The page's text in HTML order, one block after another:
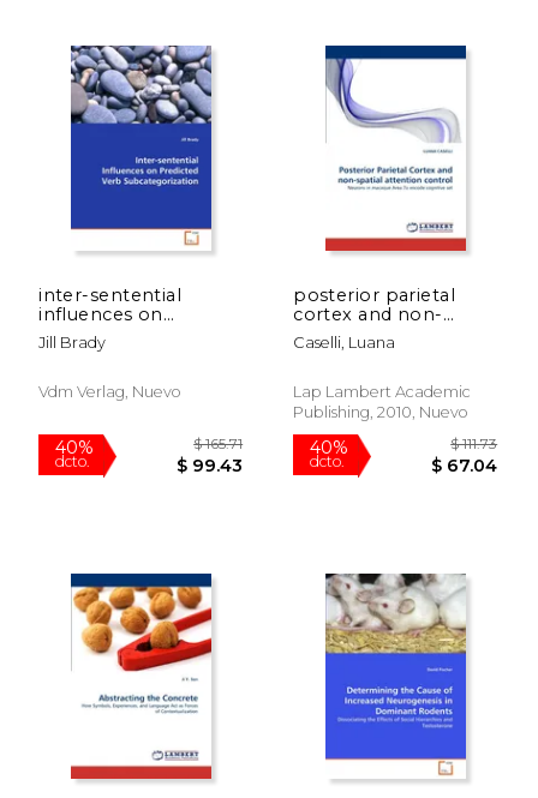
12%
inter-sentential
influences on
predicted verb
subcategorization
Jill Brady
Vdm Verlag, Nuevo
posterior parietal
cortex and non-
spatial attention
control (en Inglés)
Caselli, Luana
Lap Lambert Academic
Publishing, 2010, Nuevo